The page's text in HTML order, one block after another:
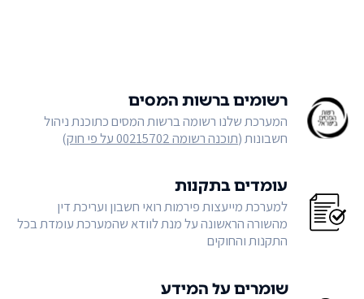
רשומים ברשות המסים
המערכת שלנו רשומה ברשות המסים כתוכנת ניהול
חשבונות (תוכנה רשומה 00215702 על פי חוק )
עומדים בתקנות
למערכת מייעצות פירמות רואי חשבון ועריכת דין
מהשורה הראשונה על מנת לוודא שהמערכת עומדת בכל
התקנות והחוקים
שומרים על המידע